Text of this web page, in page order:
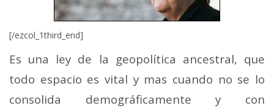
[/ezcol_1third_end]
Es una ley de la geopolítica ancestral, que
todo espacio es vital y mas cuando no se lo
consolida demográficamente y con